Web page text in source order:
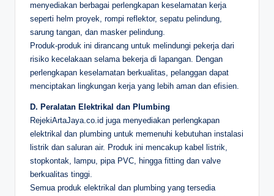
menyediakan berbagai perlengkapan keselamatan kerja
seperti helm proyek, rompi reflektor, sepatu pelindung,
sarung tangan, dan masker pelindung.
Produk-produk ini dirancang untuk melindungi pekerja dari
risiko kecelakaan selama bekerja di lapangan. Dengan
perlengkapan keselamatan berkualitas, pelanggan dapat
menciptakan lingkungan kerja yang lebih aman dan efisien.
D. Peralatan Elektrikal dan Plumbing
RejekiArtaJaya.co.id juga menyediakan perlengkapan
elektrikal dan plumbing untuk memenuhi kebutuhan instalasi
listrik dan saluran air. Produk ini mencakup kabel listrik,
stopkontak, lampu, pipa PVC, hingga fitting dan valve
berkualitas tinggi.
Semua produk elektrikal dan plumbing yang tersedia